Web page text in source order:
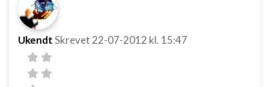
UkendtSkrevet 22-07-2012 kl. 15:47